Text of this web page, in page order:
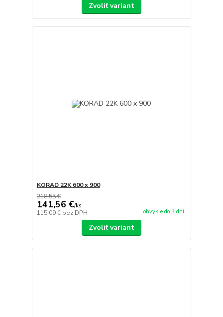
Zvoliť variant
KORAD 22K 600 x 900
218,55 €
141,56 €/ks
115,09 € bez DPH obvykle do 3 dní
Zvoliť variant